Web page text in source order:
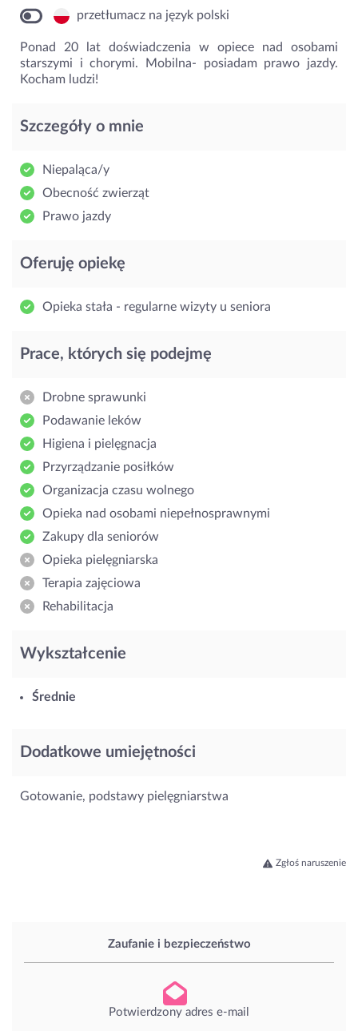
Zaufanie i bezpieczeństwo
Potwierdzony adres e-mail
przetłumacz na język polski
Ponad 20 lat doświadczenia w opiece nad osobami
starszymi i chorymi. Mobilna- posiadam prawo jazdy.
Kocham ludzi!
Szczegóły o mnie
Niepaląca/y
Obecność zwierząt
Prawo jazdy
Oferuję opiekę
Opieka stała - regularne wizyty u seniora
Prace, których się podejmę
Drobne sprawunki
Podawanie leków
Higiena i pielęgnacja
Przyrządzanie posiłków
Organizacja czasu wolnego
Opieka nad osobami niepełnosprawnymi
Zakupy dla seniorów
Opieka pielęgniarska
Terapia zajęciowa
Rehabilitacja
Wykształcenie
Średnie
Dodatkowe umiejętności
Gotowanie, podstawy pielęgniarstwa
Zgłoś naruszenie